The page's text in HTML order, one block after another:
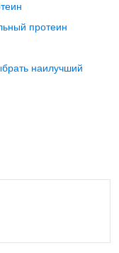
протеин
наилучший